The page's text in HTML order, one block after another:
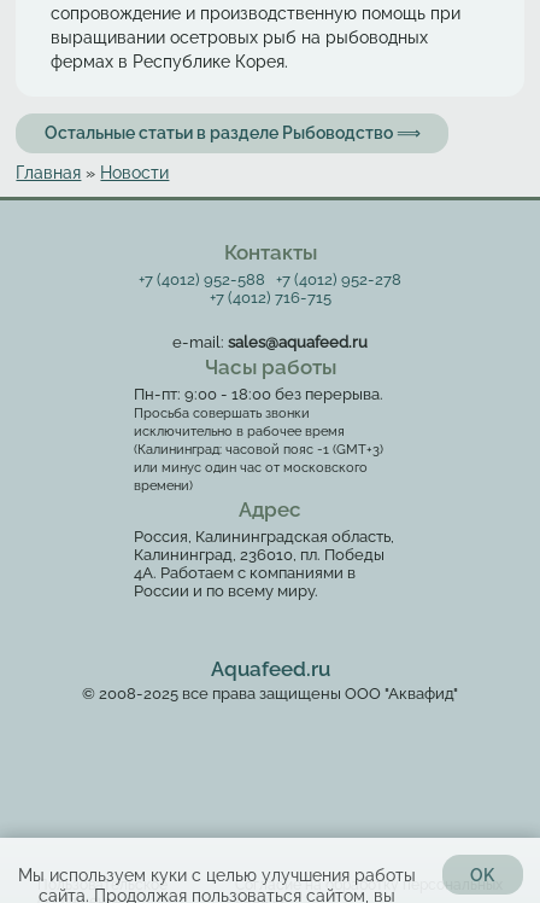
сопровождение и производственную помощь при
выращивании осетровых рыб на рыбоводных
фермах в Республике Корея.
Остальные статьи в разделе Рыбоводство ⟹
Вы здесь
Главная » Новости
Контакты
+7 (4012) 952-588
+7 (4012) 952-278
+7 (4012) 716-715
e-mail: sales@aquafeed.ru
Часы работы
Пн-пт: 9:00 - 18:00 без перерыва.
Просьба совершать звонки
исключительно в рабочее время
(Калининград: часовой пояс -1 (GMT+3)
или минус один час от московского
времени)
Адрес
Россия, Калининградская область,
Калининград, 236010, пл. Победы
4А. Работаем с компаниями в
России и по всему миру.
Aquafeed.ru
© 2008-2025 все права защищены ООО "Аквафид"
Пользовательское
Согласие на обработку персональных
Мы используем куки с целью улучшения работы
сайта. Продолжая пользоваться сайтом, вы
OK